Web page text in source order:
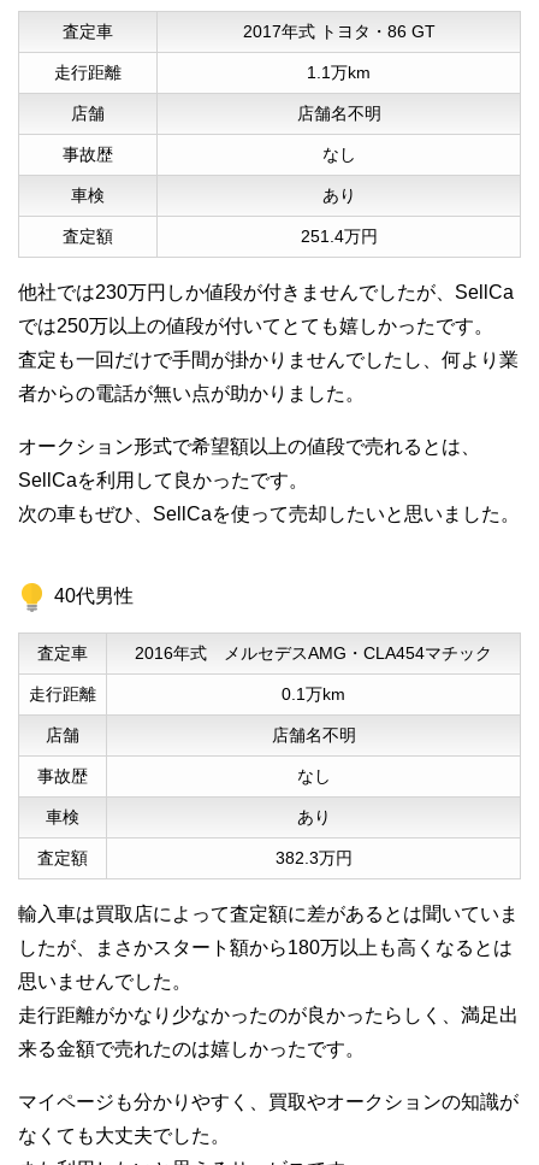
査定車 2017年式 トヨタ・86 GT
走行距離 1.1万km
店舗 店舗名不明
事故歴 なし
車検 あり
査定額 251.4万円
他社では230万円しか値段が付きませんでしたが、SellCa
では250万以上の値段が付いてとても嬉しかったです。
査定も一回だけで手間が掛かりませんでしたし、何より業
者からの電話が無い点が助かりました。
オークション形式で希望額以上の値段で売れるとは、
SellCaを利用して良かったです。
次の車もぜひ、SellCaを使って売却したいと思いました。
40代男性
査定車 2016年式 メルセデスAMG・CLA454マチック
走行距離 0.1万km
店舗 店舗名不明
事故歴 なし
車検 あり
査定額 382.3万円
輸入車は買取店によって査定額に差があるとは聞いていま
したが、まさかスタート額から180万以上も高くなるとは
思いませんでした。
走行距離がかなり少なかったのが良かったらしく、満足出
来る金額で売れたのは嬉しかったです。
マイページも分かりやすく、買取やオークションの知識が
なくても大丈夫でした。